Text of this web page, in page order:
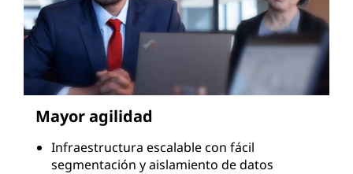
Mayor agilidad
Infraestructura escalable con fácil
segmentación y aislamiento de datos